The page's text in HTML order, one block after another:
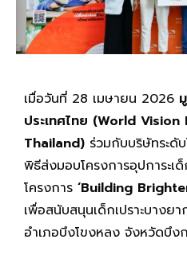
เมื่อวันที่ 28 เมษายน 2026
ประเทศไทย (World
Thailand) ร่วมกับบริษัทระดั
พิธีส่งมอบโครงการอุปการะเ
โครงการ ‘Building
เพื่อสนับสนุนเด็กเปราะบางย
อำเภอบึงโขงหลง จังหวัดบึง